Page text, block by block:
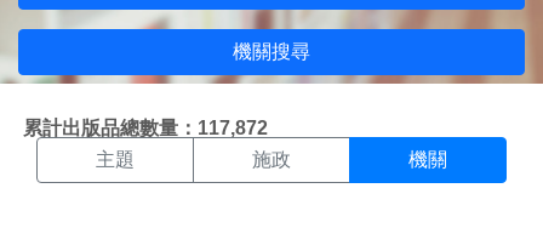
機關搜尋
累計出版品總數量：117,872
機關搜尋結果頁面
主題 施政 機關